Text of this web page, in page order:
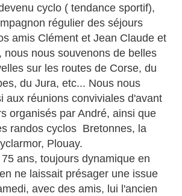
cyclo ( tendance sportif),
régulier des séjours
amis Clément et Jean Claude et
nous nous souvenons de belles
sur les routes de Corse, du
du Jura, etc... Nous nous
aux réunions conviviales d'avant
organisés par André, ainsi que
randos cyclos Bretonnes, la
Plouay.
ans, toujours dynamique en
ne laissait présager une issue
avec des amis, lui l'ancien